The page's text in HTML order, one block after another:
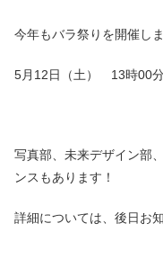
今年もバラ祭りを開催し
5月12日（土） 13時00
写真部、未来デザイン部
ンスもあります！
詳細については、後日お